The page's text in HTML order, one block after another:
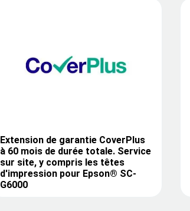
Extension de garantie CoverPlus
à 60 mois de durée totale. Service
sur site, y compris les têtes
d'impression pour Epson® SC-
G6000